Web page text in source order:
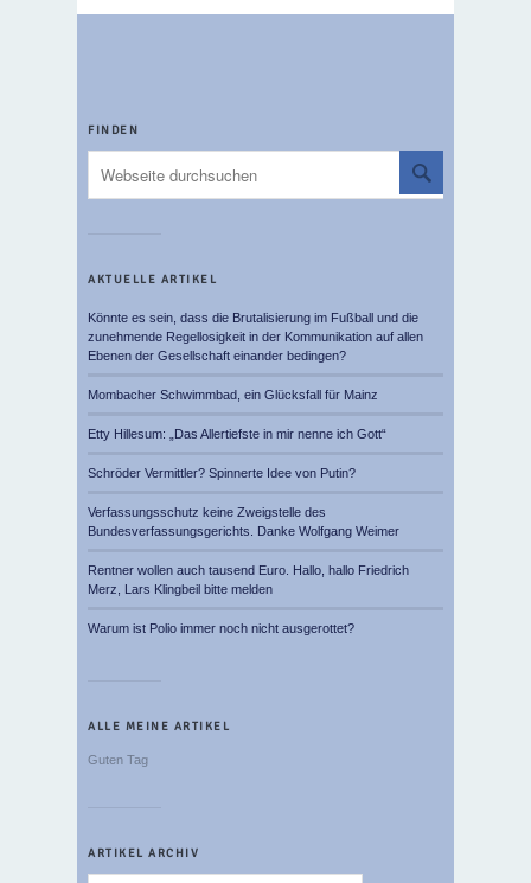
FINDEN
AKTUELLE ARTIKEL
Könnte es sein, dass die Brutalisierung im Fußball und die
zunehmende Regellosigkeit in der Kommunikation auf allen
Ebenen der Gesellschaft einander bedingen?
Mombacher Schwimmbad, ein Glücksfall für Mainz
Etty Hillesum: „Das Allertiefste in mir nenne ich Gott“
Schröder Vermittler? Spinnerte Idee von Putin?
Verfassungsschutz keine Zweigstelle des
Bundesverfassungsgerichts. Danke Wolfgang Weimer
Rentner wollen auch tausend Euro. Hallo, hallo Friedrich
Merz, Lars Klingbeil bitte melden
Warum ist Polio immer noch nicht ausgerottet?
ALLE MEINE ARTIKEL
Guten Tag
ARTIKEL ARCHIV